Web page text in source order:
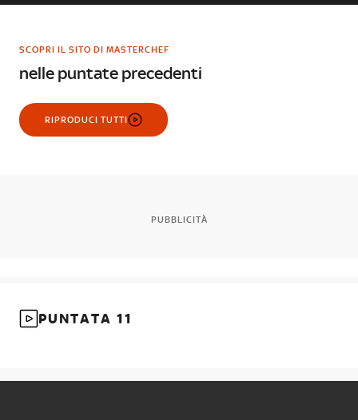
SCOPRI IL SITO DI MASTERCHEF
nelle puntate precedenti
RIPRODUCI TUTTI
PUBBLICITÀ
PUNTATA 11